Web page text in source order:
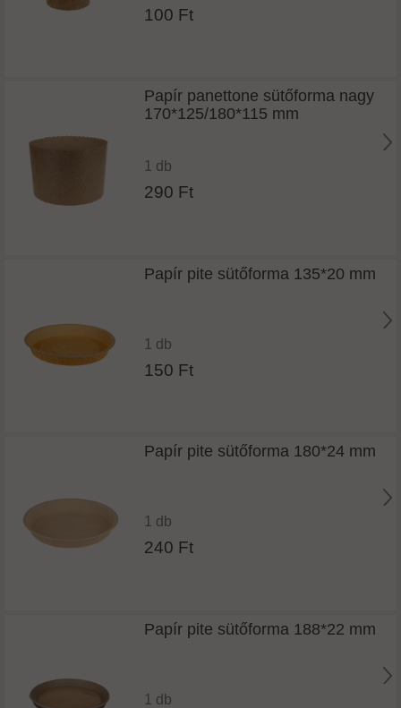
100 Ft
Papír panettone sütőforma nagy
170*125/180*115 mm
1 db
290 Ft
Papír pite sütőforma 135*20 mm
1 db
150 Ft
Papír pite sütőforma 180*24 mm
1 db
240 Ft
Papír pite sütőforma 188*22 mm
1 db